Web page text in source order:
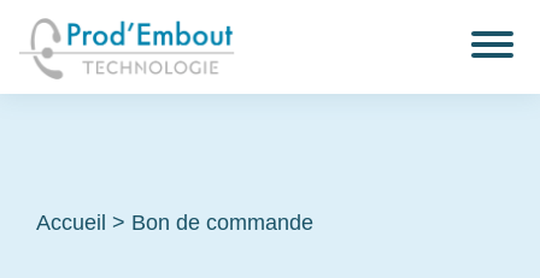
Accueil > Bon de commande